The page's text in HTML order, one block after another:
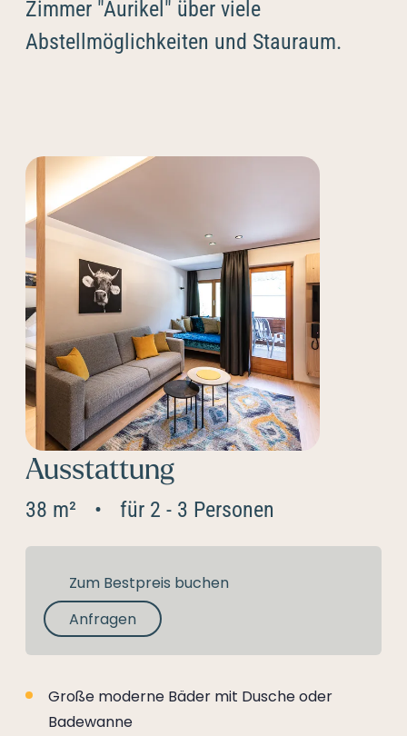
Zimmer "Aurikel" über viele
Abstellmöglichkeiten und Stauraum.
Ausstattung
38 m² für 2 - 3 Personen
Zum Bestpreis buchen
Anfragen
Große moderne Bäder mit Dusche oder
Badewanne